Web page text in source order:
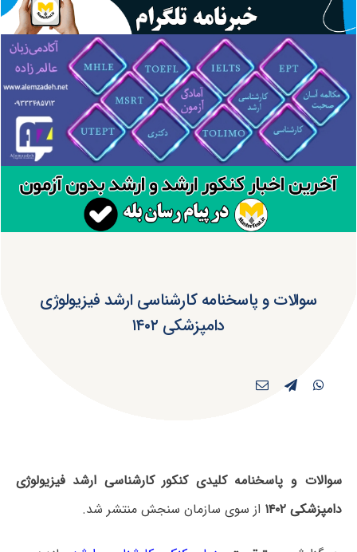
سوالات و پاسخنامه کارشناسی ارشد فیزیولوژی
دامپزشکی ۱۴۰۲
سوالات و پاسخنامه کلیدی کنکور کارشناسی ارشد فیزیولوژی
دامپزشکی ۱۴۰۲
از سوی سازمان سنجش منتشر شد.